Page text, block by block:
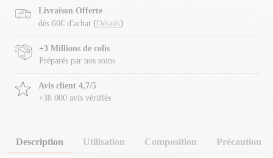
Livraison Offerte
dès 60€ d'achat ( Détails)
+3 Millions de colis
Préparés par nos soins
Avis client 4,7/5
+38 000 avis vérifiés
Description Utilisation Composition Précaution